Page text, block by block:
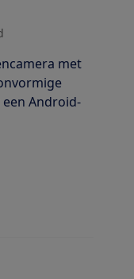
met
Android-